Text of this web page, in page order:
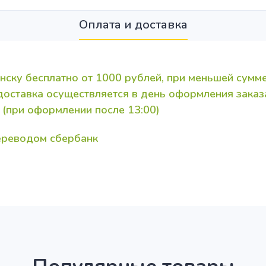
Оплата и доставка
бесплатно от 1000 рублей, при меньшей
осуществляется в день оформления
оформлении после 13:00)
сбербанк